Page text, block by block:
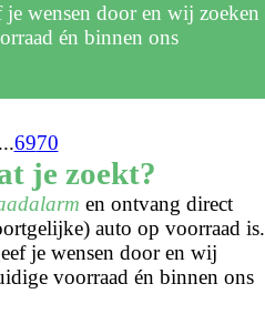
je wensen door en wij zoeken
én binnen ons
...6970
je zoekt?
en ontvang direct
auto op voorraad is.
je wensen door en wij
voorraad én binnen ons